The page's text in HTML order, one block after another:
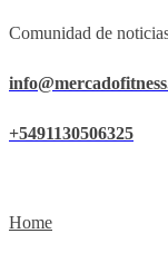
Comunidad de
+5491130506325
Home